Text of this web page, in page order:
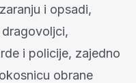
i opsadi,
i policije, zajedno
obrane